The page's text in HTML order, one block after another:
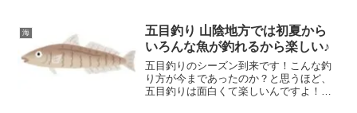
海
五目釣り 山陰地方では初夏から
いろんな魚が釣れるから楽しい♪
五目釣りのシーズン到来です！こんな釣
り方が今まであったのか？と思うほど、
五目釣りは面白くて楽しいんですよ！初